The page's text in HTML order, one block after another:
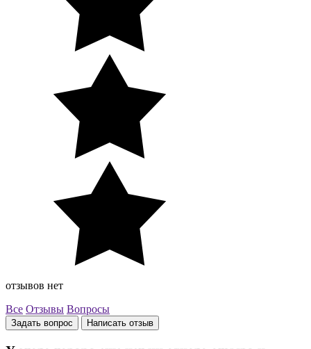
отзывов нет
Все Отзывы Вопросы
Задать вопрос Написать отзыв